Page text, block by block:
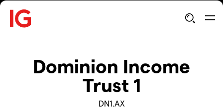
Dominion Income
Trust 1
DN1.AX